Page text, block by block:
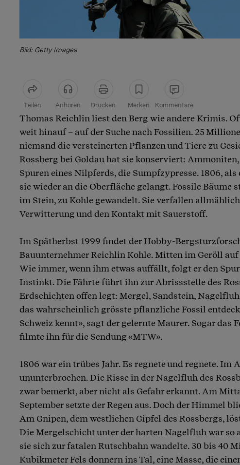
Bild: Getty Images
Teilen Anhören Drucken Merken Kommentare
Artikel teilen
Thomas Reichlin liest den Berg wie andere Krimis.
weit hinauf – auf der Suche nach Fossilien. 25
niemand die versteinerten Pflanzen und Tiere zu
Rossberg bei Goldau hat sie konserviert:
Spuren eines Nilpferds, die Sumpfzypresse. 1806, als
sie wieder an die Oberfläche gelangt. Fossile Bäume
im Stein, zu Kohle gewandelt. Sie verfallen
Verwitterung und den Kontakt mit Sauerstoff.
Im Spätherbst 1999 findet der Hobby-
Bauunternehmer Reichlin Kohle. Mitten im Geröll auf
Wie immer, wenn ihm etwas auffällt, folgt er den
Instinkt. Die Fährte führt ihn zur Abrissstelle des
Erdschichten offen legt: Mergel, Sandstein,
das wahrscheinlich grösste pflanzliche Fossil
Schweiz kennt», sagt der gelernte Maurer. Sogar das
filmte ihn für die Sendung «MTW».
1806 war ein trübes Jahr. Es regnete und regnete. Im
ununterbrochen. Die Risse in der Nagelfluh des
zwar bemerkt, aber nicht als Gefahr erkannt. Am
September setzte der Regen aus. Doch der Himmel
Am Gnipen, dem westlichen Gipfel des Rossbergs,
Die Mergelschicht unter der harten Nagelfluh war so
sie sich zur fatalen Rutschbahn wandelte. 30 bis 40
Kubikmeter Fels donnern ins Tal, eine Masse, die